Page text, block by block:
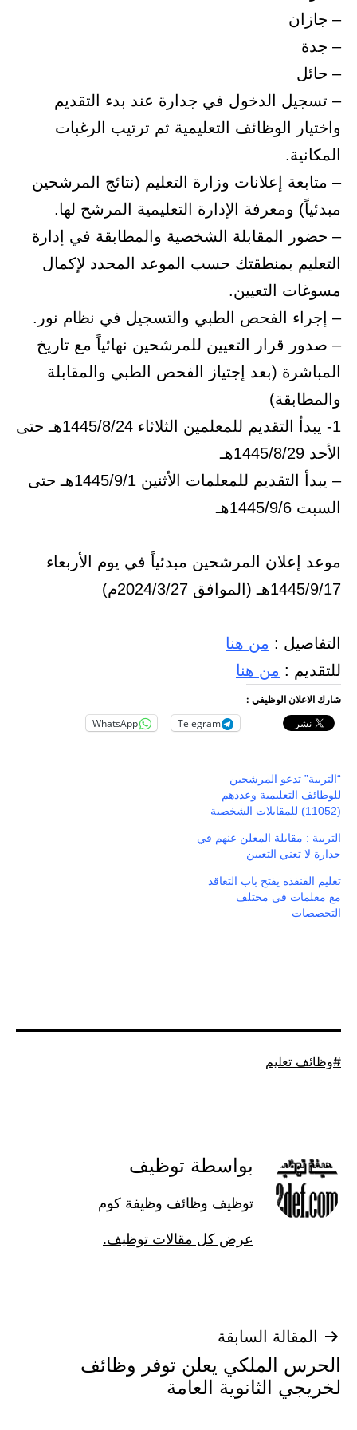
– جازان
– جدة
– حائل
– تسجيل الدخول في جدارة عند بدء التقديم
واختيار الوظائف التعليمية ثم ترتيب الرغبات
المكانية.
– متابعة إعلانات وزارة التعليم (نتائج المرشحين
مبدئياً) ومعرفة الإدارة التعليمية المرشح لها.
– حضور المقابلة الشخصية والمطابقة في إدارة
التعليم بمنطقتك حسب الموعد المحدد لإكمال
مسوغات التعيين.
– إجراء الفحص الطبي والتسجيل في نظام نور.
– صدور قرار التعيين للمرشحين نهائياً مع تاريخ
المباشرة (بعد إجتياز الفحص الطبي والمقابلة
والمطابقة)
1- يبدأ التقديم للمعلمين الثلاثاء 1445/8/24هـ حتى
الأحد 1445/8/29هـ
– يبدأ التقديم للمعلمات الأثنين 1445/9/1هـ حتى
السبت 1445/9/6هـ
موعد إعلان المرشحين مبدئياً في يوم الأربعاء
1445/9/17هـ (الموافق 2024/3/27م)
التفاصيل : من هنا
للتقديم : من هنا
شارك الاعلان الوظيفي :
Telegram
WhatsApp
“التربية” تدعو المرشحين
للوظائف التعليمية وعددهم
(11052) للمقابلات الشخصية
التربية : مقابلة المعلن عنهم في
جدارة لا تعني التعيين
تعليم القنفذه يفتح باب التعاقد
مع معلمات في مختلف
التخصصات
موسوم
وظائف تعليم
بواسطة توظيف
توظيف وظائف وظيفة كوم
عرض كل مقالات توظيف.
تصفّح
المقالات
المقالة السابقة
الحرس الملكي يعلن توفر وظائف
لخريجي الثانوية العامة